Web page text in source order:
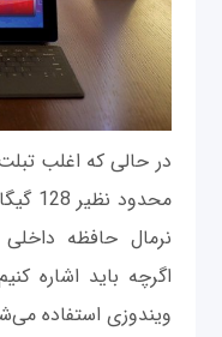
در حالی که اغلب
اگرچه باید اشاره
ویندوزی استفاده